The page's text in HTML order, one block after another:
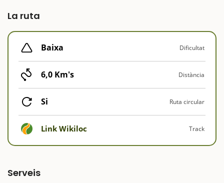
La ruta
Baixa Dificultat
6,0 Km's Distància
Si Ruta circular
Link Wikiloc Track
Serveis